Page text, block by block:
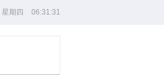
星期 四 06:31:32